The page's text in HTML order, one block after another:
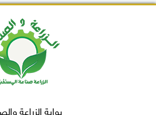
بوابة الزراعة